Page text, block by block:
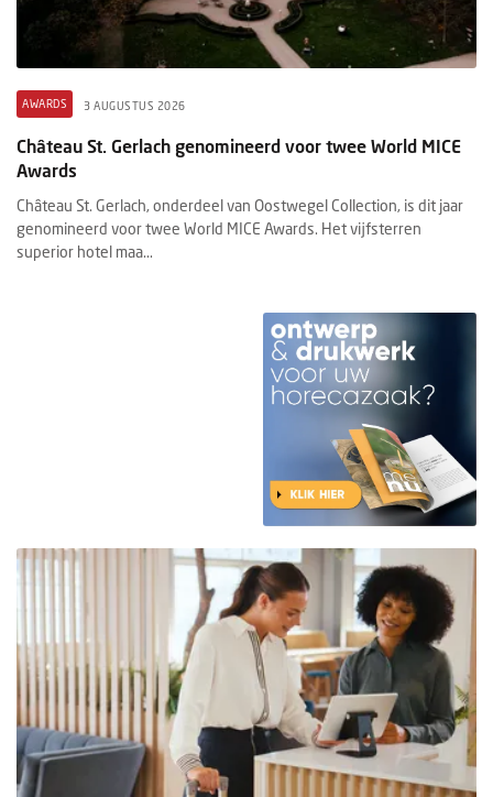
AWARDS 3 AUGUSTUS 2026
Château St. Gerlach genomineerd voor twee World MICE
Awards
Château St. Gerlach, onderdeel van Oostwegel Collection, is dit jaar
genomineerd voor twee World MICE Awards. Het vijfsterren
superior hotel maa...